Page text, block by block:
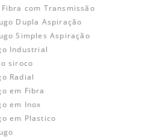
com Transmissão
Dupla Aspiração
Simples Aspiração
Industrial
siroco
Radial
em Fibra
em Inox
em Plastico